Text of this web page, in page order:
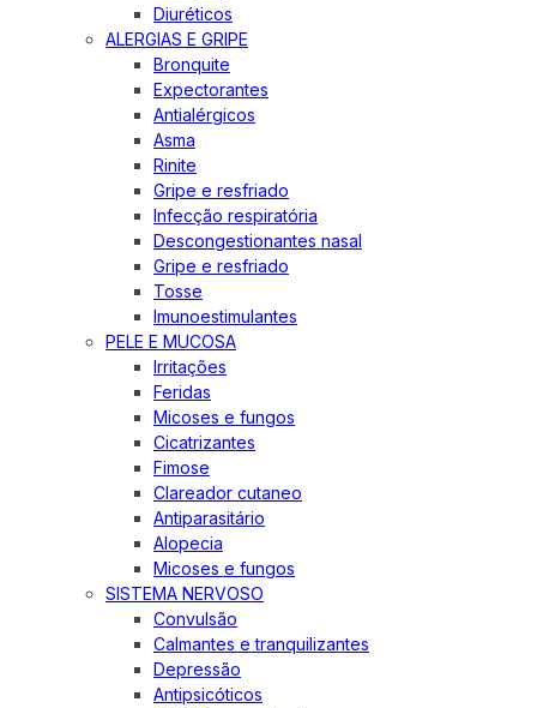
Diuréticos
ALERGIAS E GRIPE
Bronquite
Expectorantes
Antialérgicos
Asma
Rinite
Gripe e resfriado
Infecção respiratória
Descongestionantes nasal
Gripe e resfriado
Tosse
Imunoestimulantes
PELE E MUCOSA
Irritações
Feridas
Micoses e fungos
Cicatrizantes
Fimose
Clareador cutaneo
Antiparasitário
Alopecia
Micoses e fungos
SISTEMA NERVOSO
Convulsão
Calmantes e tranquilizantes
Depressão
Antipsicóticos